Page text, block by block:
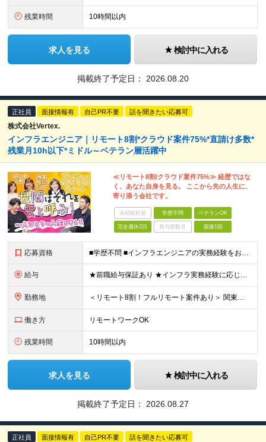
残業時間 10時間以内
求人を見る 検討中に入れる
掲載終了予定日： 2026.08.20
正社員 面接情報有 自己PR不要 話を聞きたい応募可
株式会社Vertex.
インフラエンジニア｜リモート8割*クラウド案件75%*直請け多数*
残業月10h以下*ミドル～ベテラン層活躍中
≪リモート8割/クラウド案件75%≫ 経歴ではな
く、あなた自身を見る。 ここから先の人生に、
寄り添う会社です。
未経験歓迎 学歴不問 ベテランOK
完全週休2日 賞与複数月 面接1回
応募資格 ■学歴不問 ■インフラエンジニアの実務経験をお持ちの方（年数、工程不問） 【こんな方を歓迎します】 ・サーバーやネットワークの設計・構築・運用いずれかの経験がある方 ・オンプレ環境での実務経験を活か
給与 ★前職給与保証あり ★インフラ実務経験に応じた3段階の給与テーブル ★年齢ではなく、積み重ねてきた経験で判断します 【インフラ実務経験 5年～】 月給29万円以上＋諸手当 ※みなし残業代（20時間分
勤務地 ＜リモート8割！フルリモート案件あり＞ 関東圏内または大阪のプロジェクト先へと配属となります。 先輩とペアで配属されることが多いため、ご安心ください！ ★転居を伴う転勤はありません！ ★希望のエリアを
働き方 リモートワークOK
残業時間 10時間以内
求人を見る 検討中に入れる
掲載終了予定日： 2026.08.27
正社員 面接情報有 自己PR不要 話を聞きたい応募可